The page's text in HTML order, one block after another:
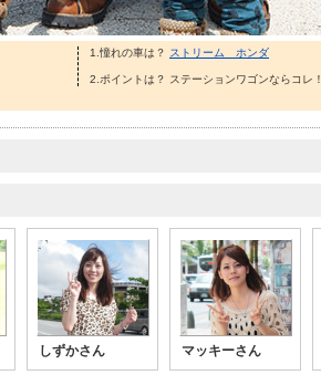
1.憧れの車は？ ストリーム ホンダ
2.ポイントは？ ステーションワゴンならコレ！
しずかさん マッキーさん